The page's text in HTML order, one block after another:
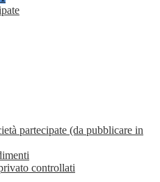
partecipate (da pubblicare in
controllati